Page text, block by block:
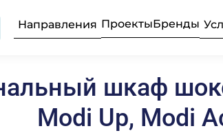
Направления ПроектыБренды
прачечные
шкаф
Modi Up, Modi